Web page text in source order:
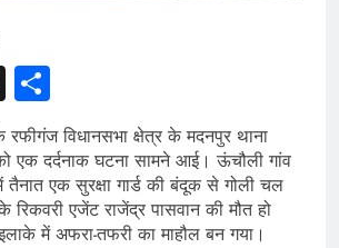
X
रफीगंज विधानसभा क्षेत्र के मदनपुर थाना
एक दर्दनाक घटना सामने आई। ऊंचौली गांव
एक सुरक्षा गार्ड की बंदूक से गोली चल
एजेंट राजेंद्र पासवान की मौत हो
में अफरा-तफरी का माहौल बन गया।